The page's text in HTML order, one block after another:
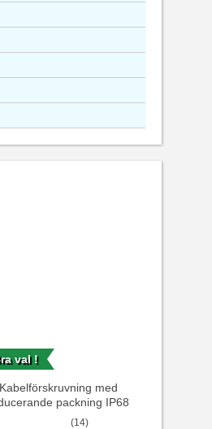
Kabelförskruvning med
packning IP68
(14)
val !